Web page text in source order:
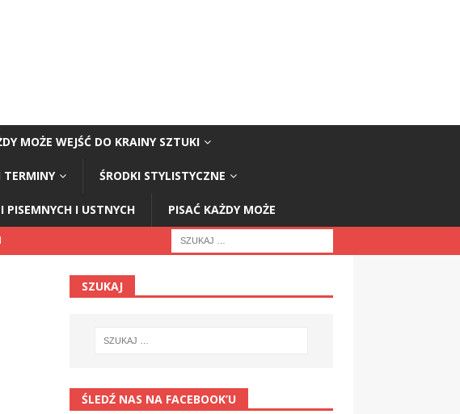
MOŻE WEJŚĆ DO KRAINY SZTUKI
TERMINY ŚRODKI STYLISTYCZNE
PISEMNYCH I USTNYCH PISAĆ KAŻDY MOŻE
TAM -
SZUKAJ
ŚLEDŹ NAS NA FACEBOOK’U